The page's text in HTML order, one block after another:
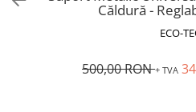
Căldură -
ECO-
500,00 RON+ TVA